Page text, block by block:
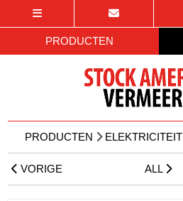
PRODUCTEN
PRODUCTEN ELEKTRICITEIT
VORIGE ALL